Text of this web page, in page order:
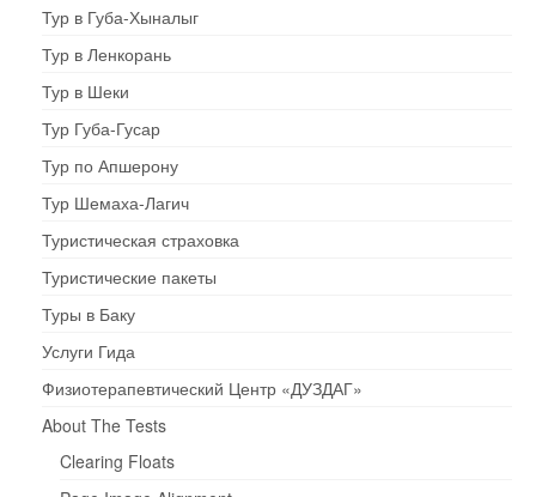
Тур в Губа-Хыналыг
Тур в Ленкорань
Тур в Шеки
Тур Губа-Гусар
Тур по Апшерону
Тур Шемаха-Лагич
Туристическая страховка
Туристические пакеты
Туры в Баку
Услуги Гида
Физиотерапевтический Центр «ДУЗДАГ»
About The Tests
Clearing Floats